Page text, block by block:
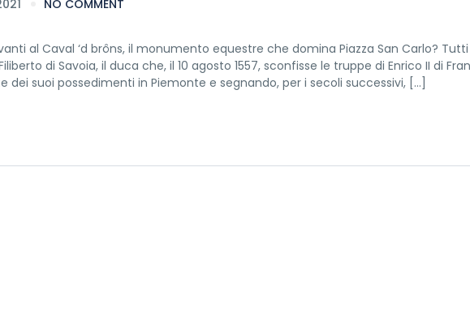
NO COMMENT
al Caval ‘d brôns, il monumento equestre che domina Piazza San Carlo? Tutti
di Savoia, il duca che, il 10 agosto 1557, sconfisse le truppe di Enrico II di
suoi possedimenti in Piemonte e segnando, per i secoli successivi, […]